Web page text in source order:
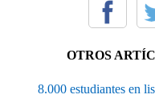
OTROS
8.000 estudiantes en